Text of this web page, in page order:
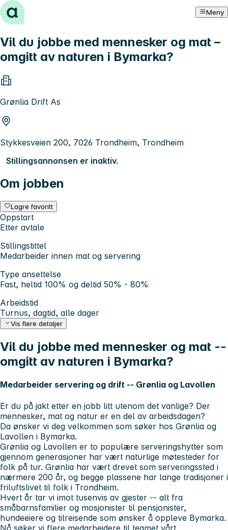
Hopp til innhold Meny
Vil du jobbe med mennesker og mat –
omgitt av naturen i Bymarka?
Grønlia Drift As
Stykkesveien 200, 7026 Trondheim, Trondheim
Stillingsannonsen er inaktiv.
Om jobben
Lagre favoritt
Oppstart
Etter avtale
Stillingstittel
Medarbeider innen mat og servering
Type ansettelse
Fast, heltid 100% og deltid 50% - 80%
Arbeidstid
Turnus, dagtid, alle dager
Vis flere detaljer
Vil du jobbe med mennesker og mat --
omgitt av naturen i Bymarka?
Medarbeider servering og drift -- Grønlia og Lavollen
Er du på jakt etter en jobb litt utenom det vanlige? Der
mennesker, mat og natur er en del av arbeidsdagen?
Da ønsker vi deg velkommen som søker hos Grønlia og
Lavollen i Bymarka.
Grønlia og Lavollen er to populære serveringshytter som
gjennom generasjoner har vært naturlige møtesteder for
folk på tur. Grønlia har vært drevet som serveringssted i
nærmere 200 år, og begge plassene har lange tradisjoner i
friluftslivet til folk i Trondheim.
Hvert år tar vi imot tusenvis av gjester -- alt fra
småbarnsfamilier og mosjonister til pensjonister,
hundeeiere og tilreisende som ønsker å oppleve Bymarka.
Nå søker vi flere medarbeidere til teamet vårt.